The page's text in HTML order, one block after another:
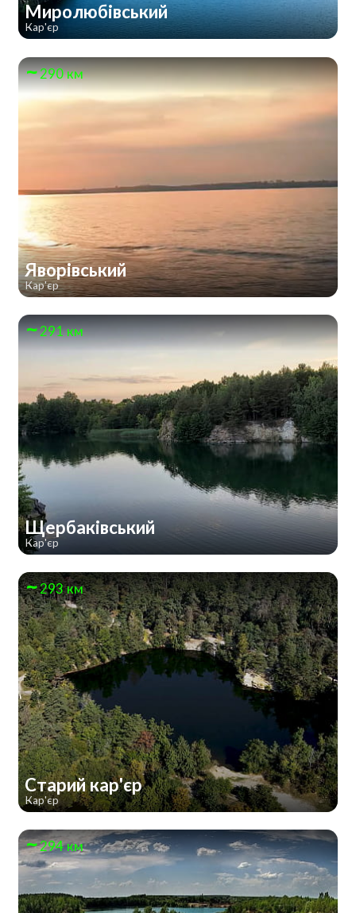
Миролюбівський
Кар'єр
290 км
Яворівський
Кар'єр
291 км
Щербаківський
Кар'єр
293 км
Старий кар'єр
Кар'єр
294 км